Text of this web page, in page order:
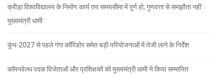
क्रीड़ा विश्वविद्यालय के निर्माण कार्य तय समयसीमा में पूर्ण हो, गुणवत्ता से समझौता नहीं :
मुख्यमंत्री धामी
कुंभ-2027 से पहले गंगा कॉरिडोर समेत बड़ी परियोजनाओं में तेजी लाने के निर्देश
कॉमनवेल्थ पदक विजेताओं और प्रशिक्षकों को मुख्यमंत्री धामी ने किया सम्मानित